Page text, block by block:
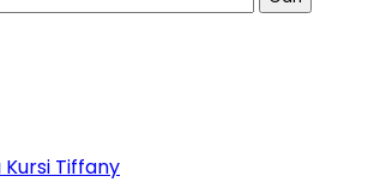
Tiffany